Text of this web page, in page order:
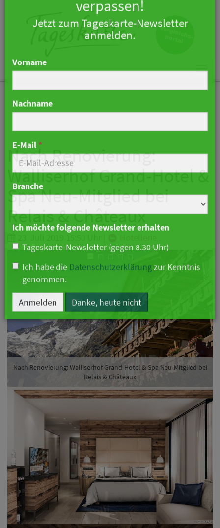
Nach Renovierung:
Walliserhof Grand-Hotel &
Spa Neu-Mitglied bei
Relais & Châteaux
Nach Renovierung: Walliserhof Grand-Hotel & Spa Neu-Mitglied bei
Relais & Châteaux
Vorheriges
Keine Nachricht mehr
verpassen!
Jetzt zum Tageskarte-Newsletter
anmelden.
Vorname
Nachname
E-Mail*
Branche
Ich möchte folgende Newsletter erhalten
Tageskarte-Newsletter (gegen 8.30 Uhr)
Ich habe die
Datenschutzerklärung
genommen.
Anmelden Danke, heute nicht